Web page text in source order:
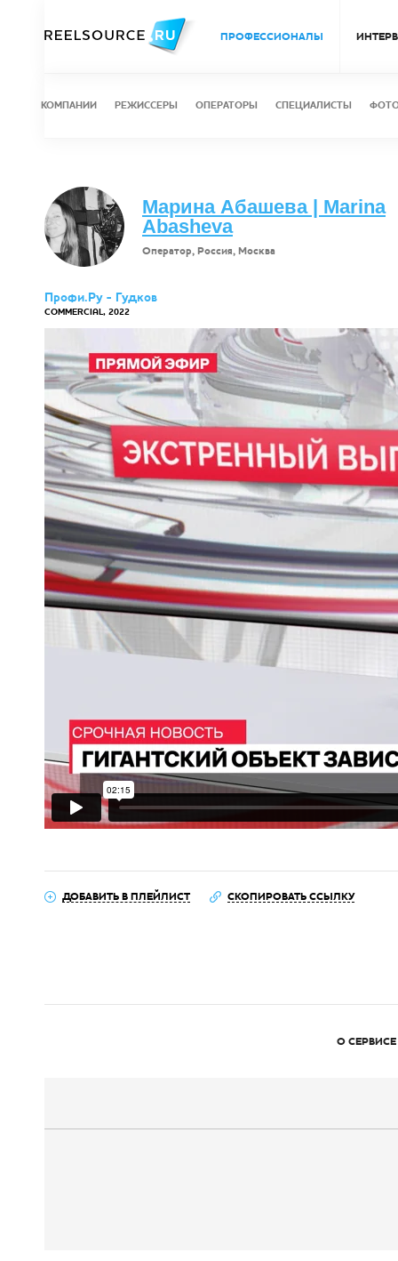
ПРОФЕССИОНАЛЫ
КОМПАНИИ РЕЖИССЕРЫ ОПЕРАТОРЫ СПЕЦИАЛИСТЫ
Марина Абашева | Marina
Abasheva
Оператор, Россия, Москва
Профи.Ру - Гудков
COMMERCIAL, 2022
ДОБАВИТЬ В ПЛЕЙЛИСТ СКОПИРОВАТЬ ССЫЛКУ
О СЕРВИСЕ